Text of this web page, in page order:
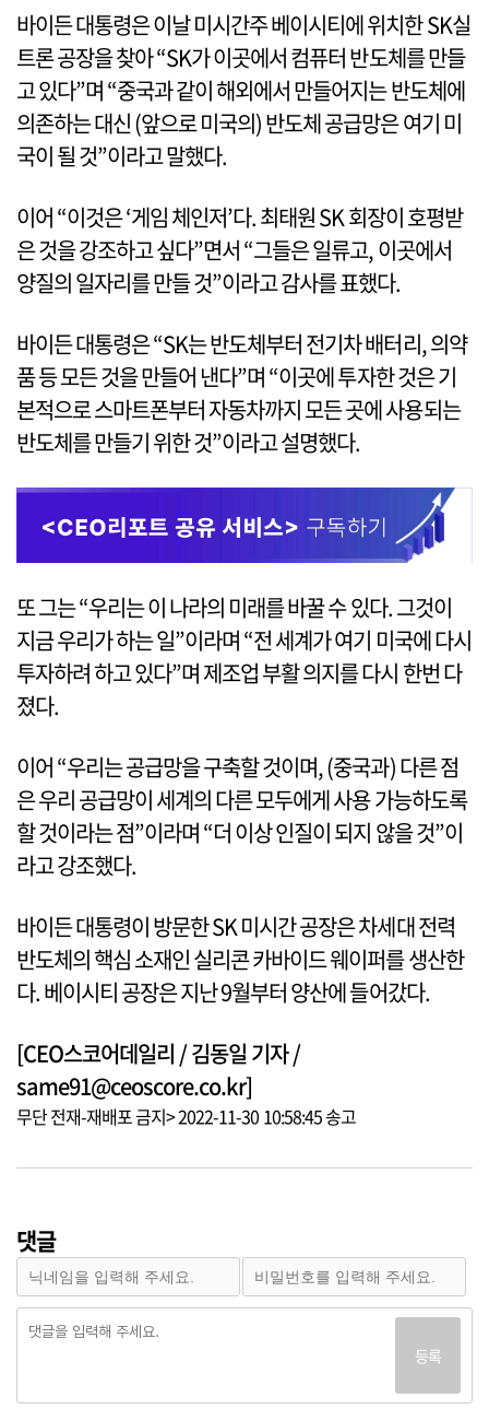
바이든 대통령은 이날 미시간주 베이시티에 위치한 SK실
트론 공장을 찾아 “SK가 이곳에서 컴퓨터 반도체를 만들
고 있다”며 “중국과 같이 해외에서 만들어지는 반도체에
의존하는 대신 (앞으로 미국의) 반도체 공급망은 여기 미
국이 될 것”이라고 말했다.
이어 “이것은 ‘게임 체인저’다. 최태원 SK 회장이 호평받
은 것을 강조하고 싶다”면서 “그들은 일류고, 이곳에서
양질의 일자리를 만들 것”이라고 감사를 표했다.
바이든 대통령은 “SK는 반도체부터 전기차 배터리, 의약
품 등 모든 것을 만들어 낸다”며 “이곳에 투자한 것은 기
본적으로 스마트폰부터 자동차까지 모든 곳에 사용되는
반도체를 만들기 위한 것”이라고 설명했다.
또 그는 “우리는 이 나라의 미래를 바꿀 수 있다. 그것이
지금 우리가 하는 일”이라며 “전 세계가 여기 미국에 다시
투자하려 하고 있다”며 제조업 부활 의지를 다시 한번 다
졌다.
이어 “우리는 공급망을 구축할 것이며, (중국과) 다른 점
은 우리 공급망이 세계의 다른 모두에게 사용 가능하도록
할 것이라는 점”이라며 “더 이상 인질이 되지 않을 것”이
라고 강조했다.
바이든 대통령이 방문한 SK 미시간 공장은 차세대 전력
반도체의 핵심 소재인 실리콘 카바이드 웨이퍼를 생산한
다. 베이시티 공장은 지난 9월부터 양산에 들어갔다.
[CEO스코어데일리 / 김동일 기자 /
same91@ceoscore.co.kr]
무단 전재-재배포 금지> 2022-11-30 10:58:45 송고
댓글
등록